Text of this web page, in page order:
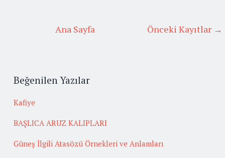
Önceki Kayıtlar →
Ana Sayfa
Beğenilen Yazılar
Kafiye
BAŞLICA ARUZ KALIPLARI
Güneş İlgili Atasözü Örnekleri ve Anlamları